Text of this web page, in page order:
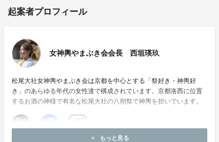
起案者プロフィール
女神輿やまぶき会会長 西垣瑛玖
松尾大社女神輿やまぶき会は京都を中心とする「祭好き・神輿好
き」のあらゆる年代の女性達で構成されています。京都洛西に位置
するお酒の神様で有名な松尾大社の八朔祭で神輿を担いでいます。
add もっと見る